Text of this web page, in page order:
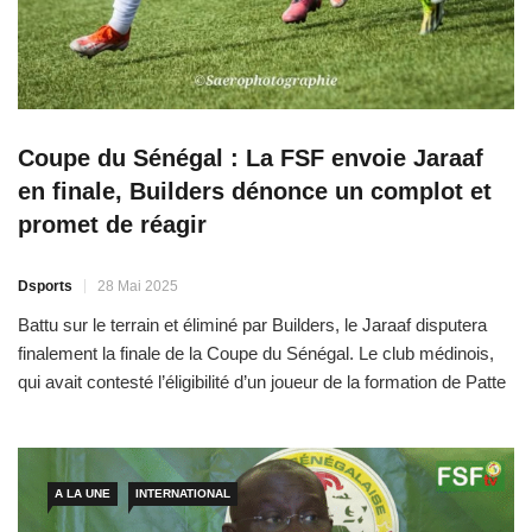
Coupe du Sénégal : La FSF envoie Jaraaf
en finale, Builders dénonce un complot et
promet de réagir
Dsports 28 Mai 2025
Battu sur le terrain et éliminé par Builders, le Jaraaf disputera
finalement la finale de la Coupe du Sénégal. Le club médinois,
qui avait contesté l’éligibilité d’un joueur de la formation de Patte
Fédération […]
A LA UNE INTERNATIONAL